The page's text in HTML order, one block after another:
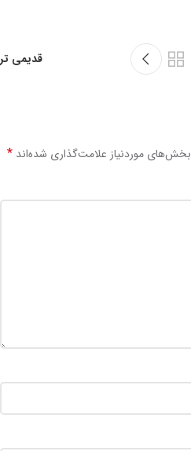
قدیمی تر
بخش‌های موردنیاز علامت‌گذاری شده‌اند *